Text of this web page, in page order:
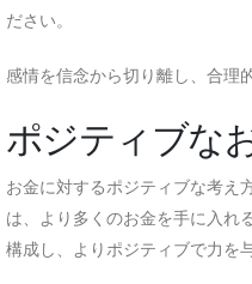
ださい。
感情を信念から切り離し、合理
ポジティブな
お金に対するポジティブな考え
は、より多くのお金を手に入れ
構成し、よりポジティブで力を